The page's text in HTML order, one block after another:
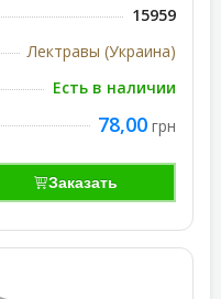
15959
Лектравы (Украина)
Есть в наличии
78,00 грн
Заказать